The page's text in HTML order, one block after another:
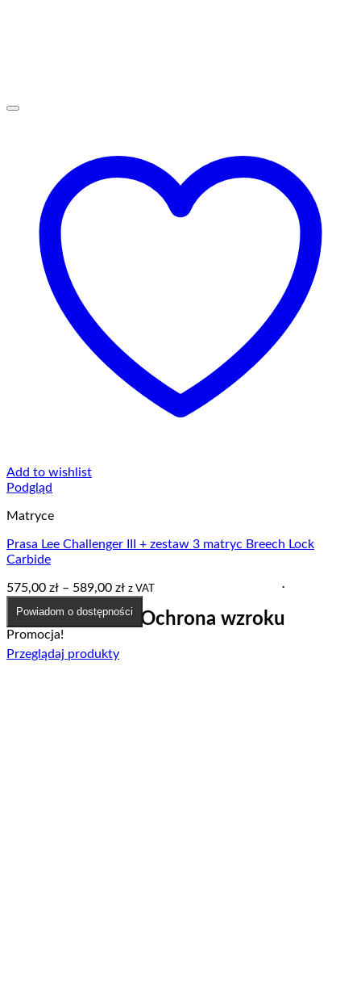
.
Ochrona wzroku
Przeglądaj produkty
Add to wishlist
Podgląd
Matryce
Prasa Lee Challenger III + zestaw 3 matryc Breech Lock
Carbide
575,00 zł – 589,00 złZakres
od
z VAT
Powiadom o dostępności
Promocja!